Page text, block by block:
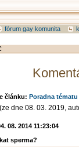
fórum gay komunita
článku: Poradna
(ze dne 08. 03. 2019,
08. 2014 11:23:04
sperma?